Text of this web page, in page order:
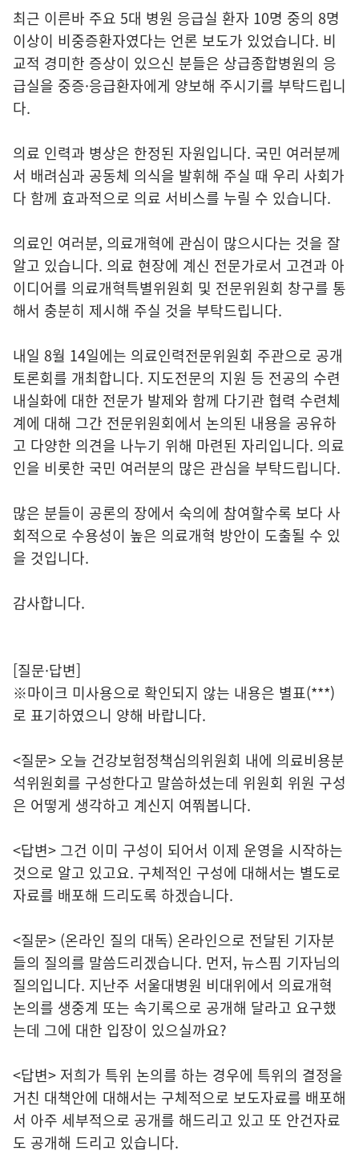
최근 이른바 주요 5대 병원 응급실 환자 10명 중의 8명
이상이 비중증환자였다는 언론 보도가 있었습니다. 비
교적 경미한 증상이 있으신 분들은 상급종합병원의 응
급실을 중증·응급환자에게 양보해 주시기를 부탁드립니
다.
의료 인력과 병상은 한정된 자원입니다. 국민 여러분께
서 배려심과 공동체 의식을 발휘해 주실 때 우리 사회가
다 함께 효과적으로 의료 서비스를 누릴 수 있습니다.
의료인 여러분, 의료개혁에 관심이 많으시다는 것을 잘
알고 있습니다. 의료 현장에 계신 전문가로서 고견과 아
이디어를 의료개혁특별위원회 및 전문위원회 창구를 통
해서 충분히 제시해 주실 것을 부탁드립니다.
내일 8월 14일에는 의료인력전문위원회 주관으로 공개
토론회를 개최합니다. 지도전문의 지원 등 전공의 수련
내실화에 대한 전문가 발제와 함께 다기관 협력 수련체
계에 대해 그간 전문위원회에서 논의된 내용을 공유하
고 다양한 의견을 나누기 위해 마련된 자리입니다. 의료
인을 비롯한 국민 여러분의 많은 관심을 부탁드립니다.
많은 분들이 공론의 장에서 숙의에 참여할수록 보다 사
회적으로 수용성이 높은 의료개혁 방안이 도출될 수 있
을 것입니다.
감사합니다.
[질문·답변]
※마이크 미사용으로 확인되지 않는 내용은 별표(***)
로 표기하였으니 양해 바랍니다.
<질문> 오늘 건강보험정책심의위원회 내에 의료비용분
석위원회를 구성한다고 말씀하셨는데 위원회 위원 구성
은 어떻게 생각하고 계신지 여쭤봅니다.
<답변> 그건 이미 구성이 되어서 이제 운영을 시작하는
것으로 알고 있고요. 구체적인 구성에 대해서는 별도로
자료를 배포해 드리도록 하겠습니다.
<질문> (온라인 질의 대독) 온라인으로 전달된 기자분
들의 질의를 말씀드리겠습니다. 먼저, 뉴스핌 기자님의
질의입니다. 지난주 서울대병원 비대위에서 의료개혁
논의를 생중계 또는 속기록으로 공개해 달라고 요구했
는데 그에 대한 입장이 있으실까요?
<답변> 저희가 특위 논의를 하는 경우에 특위의 결정을
거친 대책안에 대해서는 구체적으로 보도자료를 배포해
서 아주 세부적으로 공개를 해드리고 있고 또 안건자료
도 공개해 드리고 있습니다.